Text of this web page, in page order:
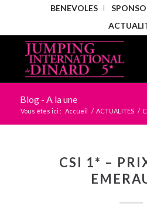
BENEVOLES
Blog - A la une
Vous êtes ici : Accueil / ACTUALITES /
CSI 1* –